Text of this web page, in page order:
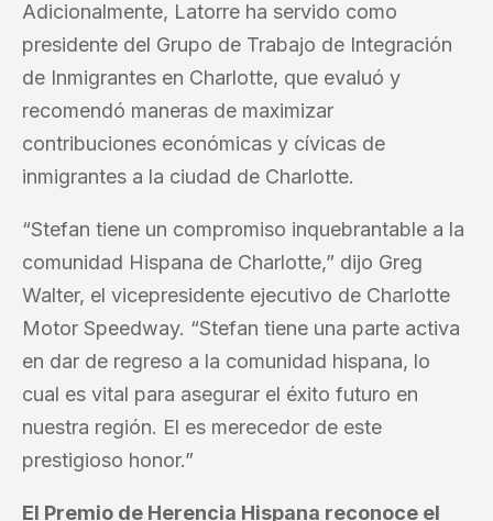
Adicionalmente, Latorre ha servido como
presidente del Grupo de Trabajo de Integración
de Inmigrantes en Charlotte, que evaluó y
recomendó maneras de maximizar
contribuciones económicas y cívicas de
inmigrantes a la ciudad de Charlotte.
“Stefan tiene un compromiso inquebrantable a la
comunidad Hispana de Charlotte,” dijo Greg
Walter, el vicepresidente ejecutivo de Charlotte
Motor Speedway. “Stefan tiene una parte activa
en dar de regreso a la comunidad hispana, lo
cual es vital para asegurar el éxito futuro en
nuestra región. El es merecedor de este
prestigioso honor.”
El Premio de Herencia Hispana reconoce el